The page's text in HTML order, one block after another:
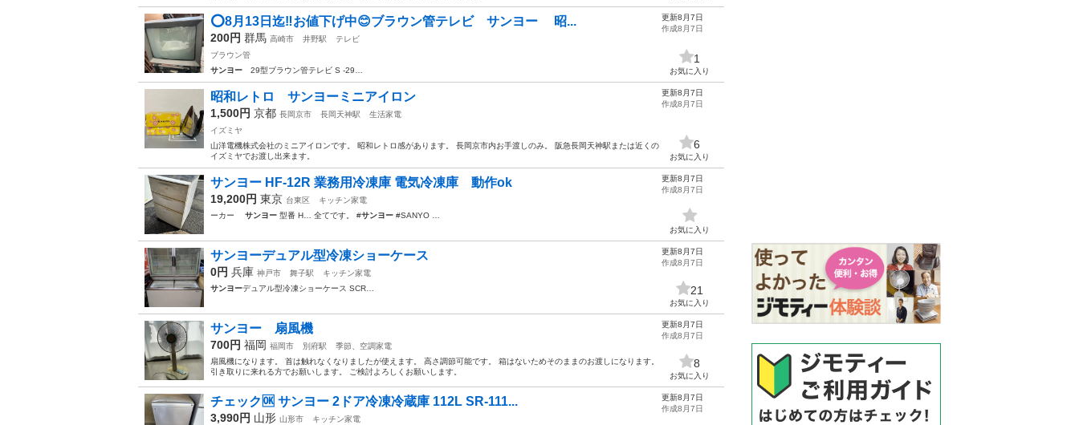
⭕️8月13日迄‼️お値下げ中😊ブラウン管テレビ サンヨー 昭...
200円 群馬 高崎市 井野駅
テレビ
ブラウン管
サンヨー 29型ブラウン管テレビ S -29…
更新8月7日
作成8月7日
1
お気に入り
昭和レトロ サンヨーミニアイロン
1,500円 京都 長岡京市 長岡天神駅
生活家電
イズミヤ
山洋電機株式会社のミニアイロンです。 昭和レトロ感があります。 長岡京市内お手渡しのみ。 阪急長岡天神駅または近くの
イズミヤでお渡し出来ます。
更新8月7日
作成8月7日
6
お気に入り
サンヨー HF-12R 業務用冷凍庫 電気冷凍庫 動作ok
19,200円 東京 台東区
キッチン家電
ーカー サンヨー 型番 H… 全てです。 #サンヨー #SANYO …
更新8月7日
作成8月7日
お気に入り
サンヨーデュアル型冷凍ショーケース
0円 兵庫 神戸市 舞子駅
キッチン家電
サンヨーデュアル型冷凍ショーケース SCR…
更新8月7日
作成8月7日
21
お気に入り
サンヨー 扇風機
700円 福岡 福岡市 別府駅
季節、空調家電
扇風機になります。 首は触れなくなりましたが使えます。 高さ調節可能です。 箱はないためそのままのお渡しになります。
引き取りに来れる方でお願いします。 ご検討よろしくお願いします。
更新8月7日
作成8月7日
8
お気に入り
チェック🆗 サンヨー 2ドア冷凍冷蔵庫 112L SR-111...
3,990円 山形 山形市
キッチン家電
更新8月7日
作成8月7日